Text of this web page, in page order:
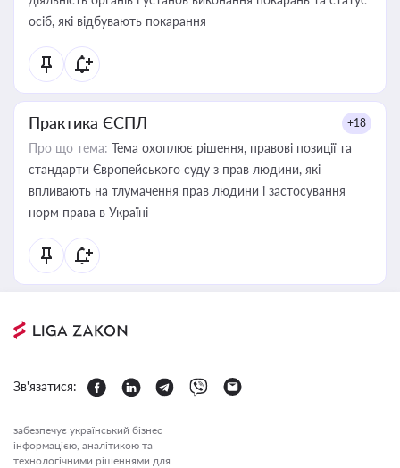
осіб, які відбувають покарання
Практика ЄСПЛ +18
Про що тема: Тема охоплює рішення, правові позиції та
стандарти Європейського суду з прав людини, які
впливають на тлумачення прав людини і застосування
норм права в Україні
Зв'язатися:
забезпечує український бізнес
інформацією, аналітикою та
технологічними рішеннями для